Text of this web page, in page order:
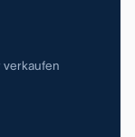
verkaufen